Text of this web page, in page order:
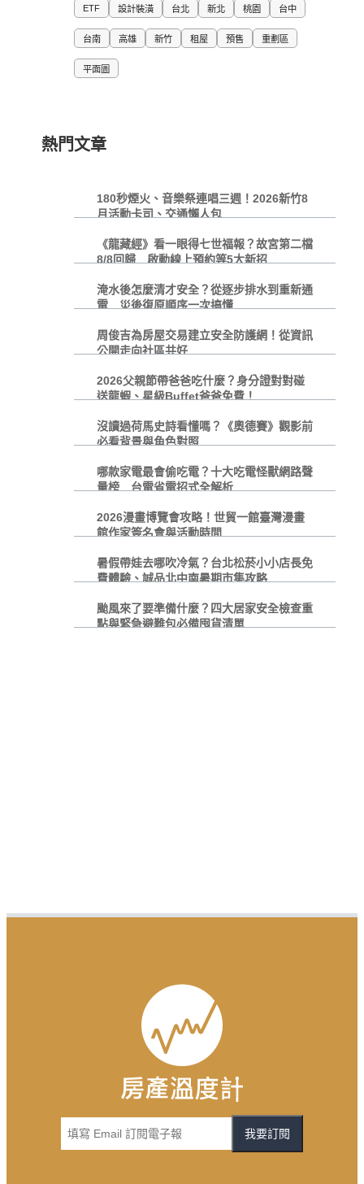
ETF 設計裝潢 台北 新北 桃園 台中
台南 高雄 新竹 租屋 預售 重劃區
平面圖
熱門文章
180秒煙火、音樂祭連唱三週！2026新竹8
月活動卡司、交通懶人包
《龍藏經》看一眼得七世福報？故宮第二檔
8/8回歸 啟動線上預約等5大新招
淹水後怎麼清才安全？從逐步排水到重新通
電 災後復原順序一次搞懂
周俊吉為房屋交易建立安全防護網！從資訊
公開走向社區共好
2026父親節帶爸爸吃什麼？身分證對對碰
送龍蝦、星級Buffet爸爸免費！
沒讀過荷馬史詩看懂嗎？《奧德賽》觀影前
必看背景與角色對照
哪款家電最會偷吃電？十大吃電怪獸網路聲
量榜 台電省電招式全解析
2026漫畫博覽會攻略！世貿一館臺灣漫畫
館作家簽名會與活動時間
暑假帶娃去哪吹冷氣？台北松菸小小店長免
費體驗、誠品北中南暑期市集攻略
颱風來了要準備什麼？四大居家安全檢查重
點與緊急避難包必備囤貨清單
我要訂閱